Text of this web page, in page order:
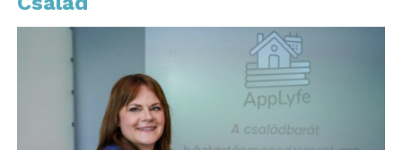
fontolóra venni. Az érzelmek rendezése mellett
fontos megtanulni,hogyan védhetjük meg
határainkat
, és hogyan őrizhetjük meg lelki
harmóniánkat. Az asszertív kommunikáció kitűnő
eszköz lehet konfliktusaink kezelésére,
amennyiben partnerünk nem nárcisztikus.